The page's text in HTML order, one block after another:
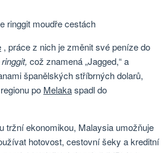
, práce z nich je změnit své peníze do
ringgit, což znamená „Jagged,“ a
španělských stříbrných dolarů,
po Melakaspadl do
tržní ekonomikou, Malaysia umožňuje
hotovost, cestovní šeky a kreditní